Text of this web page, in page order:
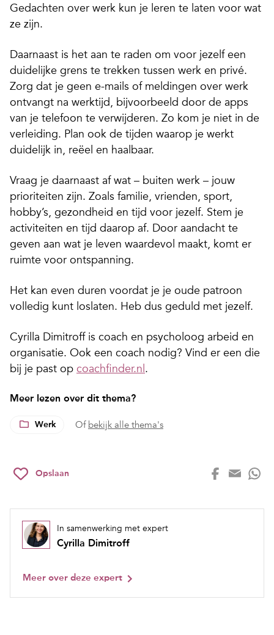
Gedachten over werk kun je leren te laten voor wat
ze zijn.
Daarnaast is het aan te raden om voor jezelf een
duidelijke grens te trekken tussen werk en privé.
Zorg dat je geen e-mails of meldingen over werk
ontvangt na werktijd, bijvoorbeeld door de apps
van je telefoon te verwijderen. Zo kom je niet in de
verleiding. Plan ook de tijden waarop je werkt
duidelijk in, reëel en haalbaar.
Vraag je daarnaast af wat – buiten werk – jouw
prioriteiten zijn. Zoals familie, vrienden, sport,
hobby’s, gezondheid en tijd voor jezelf. Stem je
activiteiten en tijd daarop af. Door aandacht te
geven aan wat je leven waardevol maakt, komt er
ruimte voor ontspanning.
Het kan even duren voordat je je oude patroon
volledig kunt loslaten. Heb dus geduld met jezelf.
Cyrilla Dimitroff is coach en psycholoog arbeid en
organisatie. Ook een coach nodig? Vind er een die
bij je past op coachfinder.nl .
Meer lezen over dit thema?
Werk Of bekijk alle thema's
Opslaan
In samenwerking met expert
Cyrilla Dimitroff
Meer over deze expert